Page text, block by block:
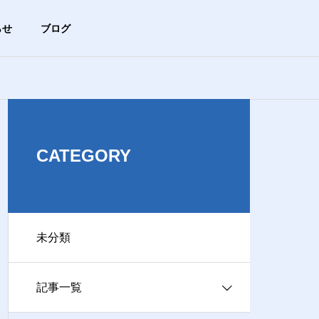
せ ブログ
沿革
ACCESS
アクセス
事業
ge、Safariの違い
CATEGORY
未分類
記事一覧